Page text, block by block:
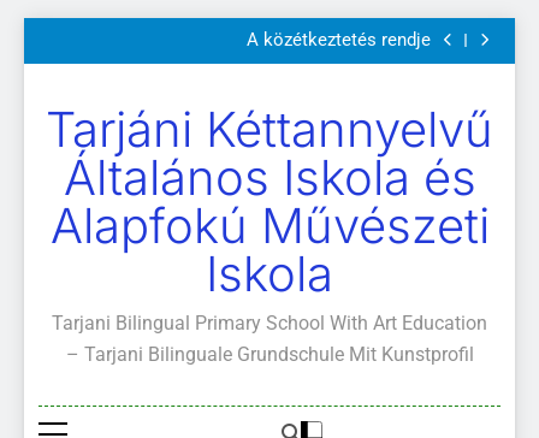
a
Szülői értekezletek 2026. május 04-14.
A közétkeztetés rendje
Kötelező és ajánlott olvasmányok
Szülői értekezletek 2026. május 04-14.
A közétkeztetés rendje
Kötelező és ajánlott olvasmányok
A Mi Világunk!
Tarjáni Kéttannyelvű
Általános Iskola és
Alapfokú Művészeti
Iskola
Tarjani Bilingual Primary School With Art Education
– Tarjani Bilinguale Grundschule Mit Kunstprofil